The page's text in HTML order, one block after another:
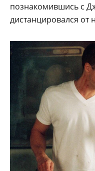
познакомившись с
дистанцировался от